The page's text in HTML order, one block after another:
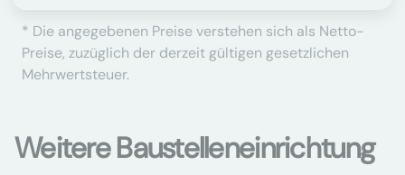
* Die angegebenen Preise verstehen sich als Netto-
Preise, zuzüglich der derzeit gültigen gesetzlichen
Mehrwertsteuer.
Weitere Baustelleneinrichtung